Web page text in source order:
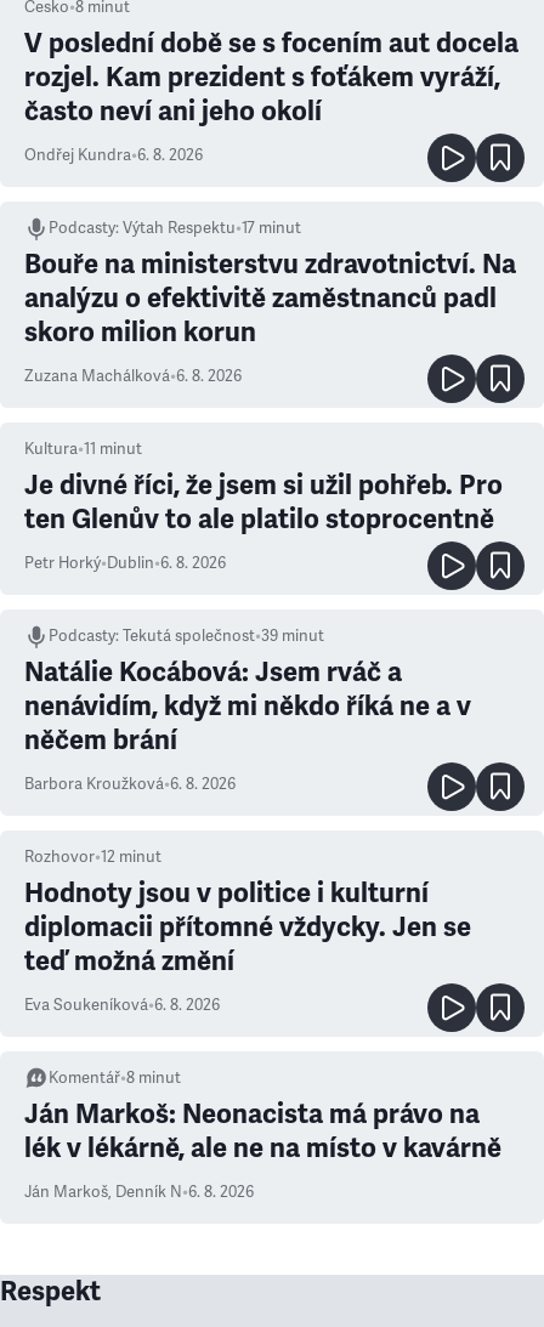
Česko•8 minut
V poslední době se s focením aut docela
rozjel. Kam prezident s foťákem vyráží,
často neví ani jeho okolí
Ondřej Kundra•6. 8. 2026
Podcasty:Výtah Respektu•17 minut
Bouře na ministerstvu zdravotnictví. Na
analýzu o efektivitě zaměstnanců padl
skoro milion korun
Zuzana Machálková•6. 8. 2026
Kultura•11 minut
Je divné říci, že jsem si užil pohřeb. Pro
ten Glenův to ale platilo stoprocentně
Petr Horký•Dublin•6. 8. 2026
Podcasty:Tekutá společnost•39 minut
Natálie Kocábová: Jsem rváč a
nenávidím, když mi někdo říká ne a v
něčem brání
Barbora Kroužková•6. 8. 2026
Rozhovor•12 minut
Hodnoty jsou v politice i kulturní
diplomacii přítomné vždycky. Jen se
teď možná změní
Eva Soukeníková•6. 8. 2026
Komentář•8 minut
Ján Markoš: Neonacista má právo na
lék v lékárně, ale ne na místo v kavárně
Ján Markoš, Denník N•6. 8. 2026
Respekt